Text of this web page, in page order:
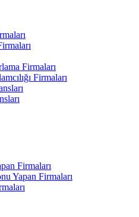
Firmaları
Firmaları
Firmaları
Yapan Firmaları